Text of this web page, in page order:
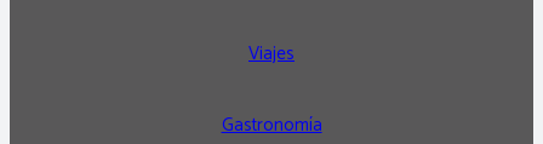
Viajes
Gastronomía